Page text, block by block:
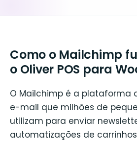
Como o Mailchimp
o Oliver POS para
O Mailchimp é a plataforma
e-mail que milhões de
utilizam para enviar
automatizações de